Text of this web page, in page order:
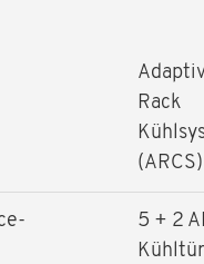
Rack
(ARCS)
5 + 2